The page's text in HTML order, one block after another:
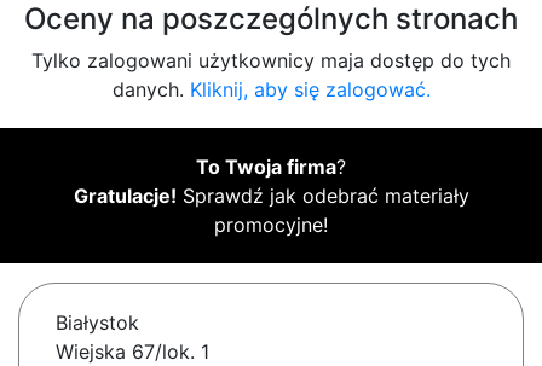
Oceny na poszczególnych stronach
Tylko zalogowani użytkownicy maja dostęp do tych
danych. Kliknij, aby się zalogować.
To Twoja firma?
Gratulacje! Sprawdź jak odebrać materiały
promocyjne!
Białystok
Wiejska 67/lok. 1